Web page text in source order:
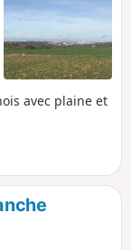
avec plaine et